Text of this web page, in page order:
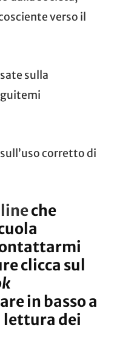
verso il
sulla
corretto di
che
clicca sul
in basso a
lettura dei